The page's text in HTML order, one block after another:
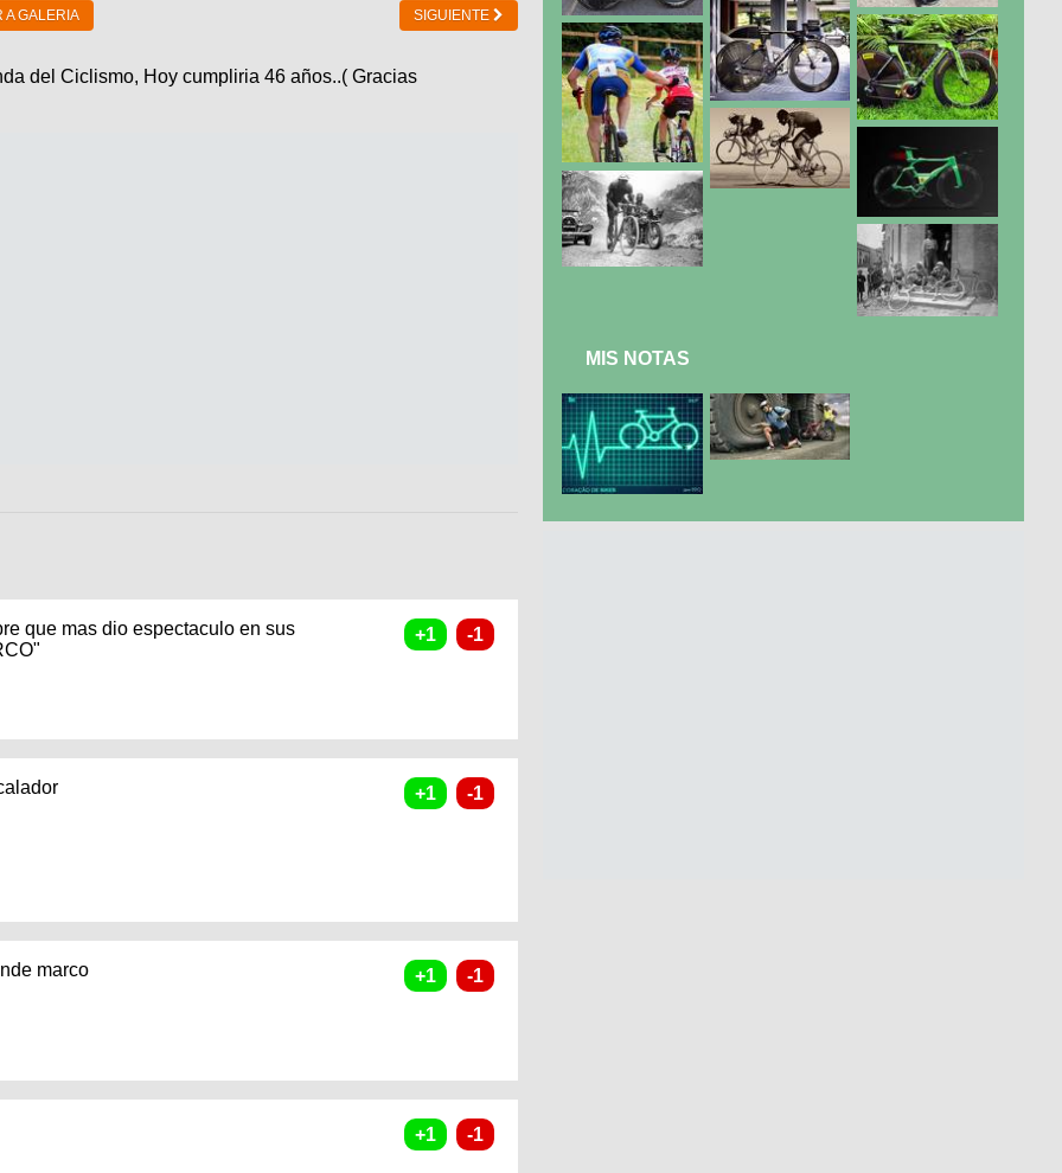
A GALERIA SIGUIENTE
del Ciclismo, Hoy cumpliria 46 años..( Gracias
que mas dio espectaculo en sus
marco
MIS NOTAS